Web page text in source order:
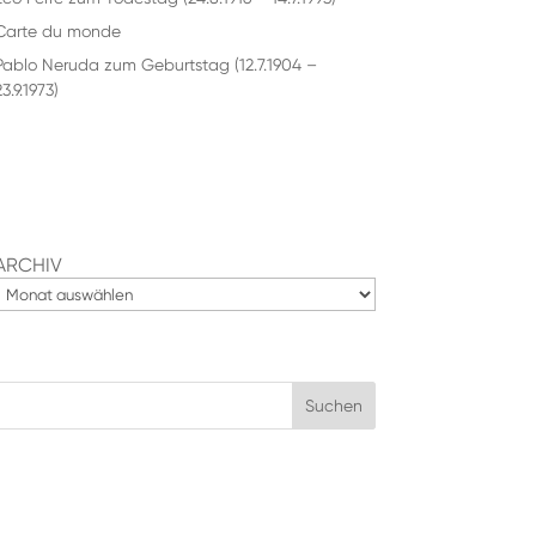
du monde
Neruda zum Geburtstag (12.7.1904 –
Suchen